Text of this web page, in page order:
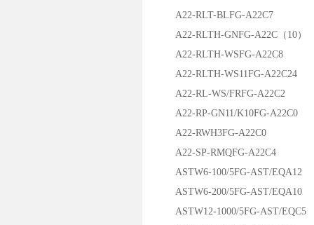
A22-RLT-BLFG-A22C7
A22-RLTH-GNFG-A22C（10）
A22-RLTH-WSFG-A22C8
A22-RLTH-WS11FG-A22C24
A22-RL-WS/FRFG-A22C2
A22-RP-GN11/K10FG-A22C0
A22-RWH3FG-A22C0
A22-SP-RMQFG-A22C4
ASTW6-100/5FG-AST/EQA12
ASTW6-200/5FG-AST/EQA10
ASTW12-1000/5FG-AST/EQC5